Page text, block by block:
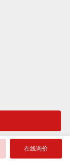
在线询价